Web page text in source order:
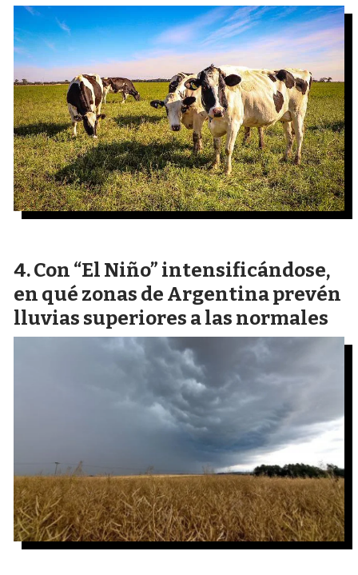
Con “El Niño” intensificándose,
en qué zonas de Argentina prevén
lluvias superiores a las normales